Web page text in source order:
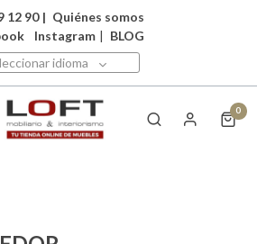
12 90 | Quiénes somos
Instagram | BLOG
idioma
0